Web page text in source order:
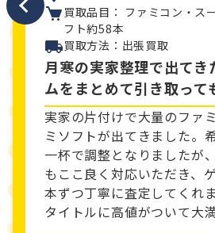
買取品目： ファミコン・ス
フト約58本
買取方法：出張買取
月寒の実家整理で出てき
ムをまとめて引き取って
実家の片付けで大量のファ
ミソフトが出てきました。
一杯で調整となりましたが
もここ良く対応いただき、
本ずつ丁寧に査定してくれ
タイトルに高値がついて大